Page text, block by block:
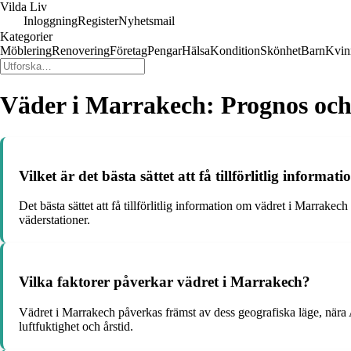
Vilda Liv
InloggningRegisterNyhetsmail
Kategorier
MöbleringRenoveringFöretagPengarHälsaKonditionSkönhetBarn
Väder i Marrakech: Prognos
Vilket är det bästa sättet att få tillförlitlig
Det bästa sättet att få tillförlitlig information om vädret i
väderstationer.
Vilka faktorer påverkar vädret i Marrakech?
Vädret i Marrakech påverkas främst av dess geografiska läge,
luftfuktighet och årstid.